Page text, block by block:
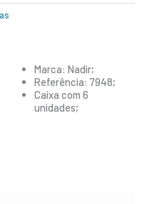
Marca: Nadir;
Referência: 7948;
Caixa com 6
unidades;